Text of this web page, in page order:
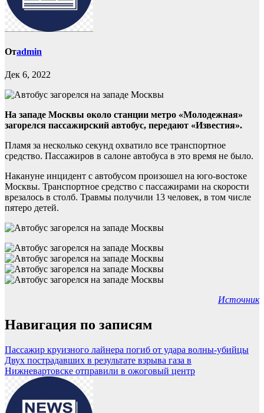
Отadmin
Дек 6, 2022
На западе Москвы около станции метро «Молодежная»
загорелся пассажирский автобус, передают «Известия».
Пламя за несколько секунд охватило все транспортное
средство. Пассажиров в салоне автобуса в это время не было.
Накануне инцидент с автобусом произошел на юго-востоке
Москвы. Транспортное средство с пассажирами на скорости
врезалось в столб. Травмы получили 13 человек, в том числе
пятеро детей.
Источник
Навигация по записям
Пассажир круизного лайнера погиб от удара волны-убийцы
Двух пострадавших в результате взрыва газа в
Нижневартовске отправили в ожоговый центр